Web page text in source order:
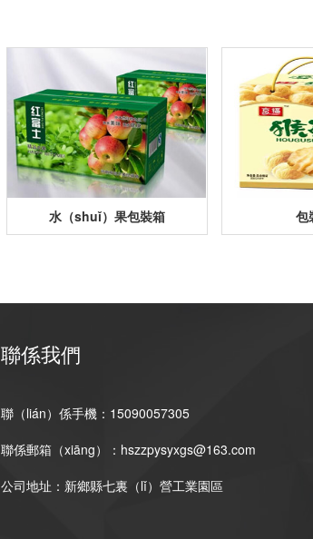
水（shuǐ）果包裝箱 包
聯係我們
聯（lián）係手機：15090057305
聯係郵箱（xiāng）：hszzpysyxgs@163.com
公司地址：新鄉縣七裏（lǐ）營工業園區